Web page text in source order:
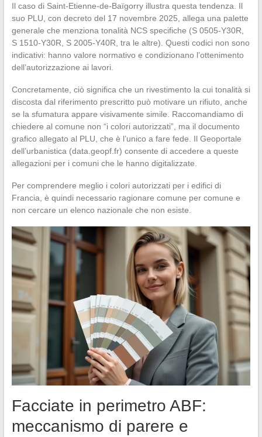
Il caso di Saint-Etienne-de-Baïgorry illustra questa tendenza. Il
suo PLU, con decreto del 17 novembre 2025, allega una palette
generale che menziona tonalità NCS specifiche (S 0505-Y30R,
S 1510-Y30R, S 2005-Y40R, tra le altre). Questi codici non sono
indicativi: hanno valore normativo e condizionano l’ottenimento
dell’autorizzazione ai lavori.
Concretamente, ciò significa che un rivestimento la cui tonalità si
discosta dal riferimento prescritto può motivare un rifiuto, anche
se la sfumatura appare visivamente simile. Raccomandiamo di
chiedere al comune non “i colori autorizzati”, ma il documento
grafico allegato al PLU, che è l’unico a fare fede. Il Geoportale
dell’urbanistica (data.geopf.fr) consente di accedere a queste
allegazioni per i comuni che le hanno digitalizzate.
Per comprendere meglio i colori autorizzati per i edifici di
Francia, è quindi necessario ragionare comune per comune e
non cercare un elenco nazionale che non esiste.
Facciate in perimetro ABF:
meccanismo di parere e